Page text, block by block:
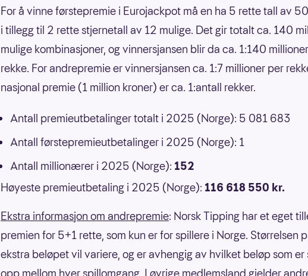
For å vinne førstepremie i Eurojackpot må en ha 5 rette tall av
i tillegg til 2 rette stjernetall av 12 mulige. Det gir totalt ca. 140
mulige kombinasjoner, og vinnersjansen blir da ca. 1:140
rekke. For andrepremie er vinnersjansen ca. 1:7 millioner per
nasjonal premie (1 million kroner) er ca. 1:antall rekker.
Antall premieutbetalinger totalt i 2025 (Norge): 5 081 683
Antall førstepremieutbetalinger i 2025 (Norge): 1
Antall millionærer i 2025 (Norge): 152
Høyeste premieutbetaling i 2025 (Norge): 116 618 550 kr.
Ekstra informasjon om andrepremie: Norsk Tipping har et eget
premien for 5+1 rette, som kun er for spillere i Norge. Størrelsen
ekstra beløpet vil variere, og er avhengig av hvilket beløp som er